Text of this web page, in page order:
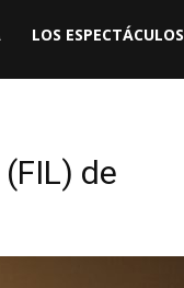
LOS ESPECTÁCULOS
de